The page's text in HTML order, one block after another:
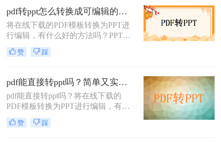
的完成这个问题了，下面就来给大家
讲讲pdf文件转ppt文档的方法吧。
pdf转ppt怎么转换成可编辑的？这2个转换方式了解一下
将在线下载的PDF模板转换为PPT进
行编辑，有什么好的方法吗？PPT是
一种非常常用和重要的文档。一些商
业计划、计划和项目总结报告经常以
式发送文件
赞 踩
pdf能直接转ppt吗？简单又实用的转转大师PDF转换器介绍
pdf能直接转ppt吗？​将在线下载的
PDF模板转换为PPT进行编辑，有什
么好的方法吗？PPT是一种非常常用
和重要的文档。一些商业计划、计划
赞 踩